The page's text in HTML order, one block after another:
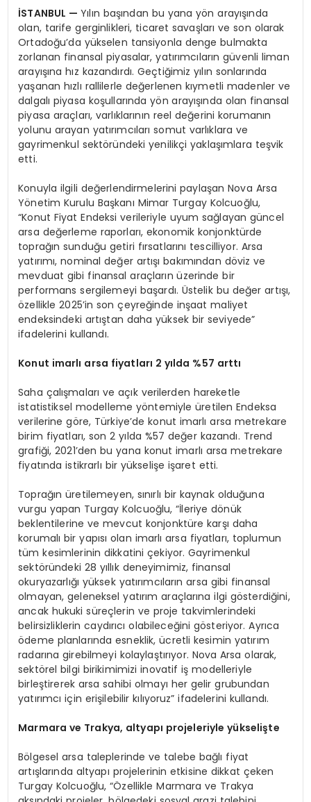
İSTANBUL —Yılın başından bu yana yön arayışında
olan, tarife gerginlikleri, ticaret savaşları ve son olarak
Ortadoğu’da yükselen tansiyonla denge bulmakta
zorlanan finansal piyasalar, yatırımcıların güvenli liman
arayışına hız kazandırdı. Geçtiğimiz yılın sonlarında
yaşanan hızlı rallilerle değerlenen kıymetli madenler ve
dalgalı piyasa koşullarında yön arayışında olan finansal
piyasa araçları, varlıklarının reel değerini korumanın
yolunu arayan yatırımcıları somut varlıklara ve
gayrimenkul sektöründeki yenilikçi yaklaşımlara teşvik
etti.
Konuyla ilgili değerlendirmelerini paylaşan Nova Arsa
Yönetim Kurulu Başkanı Mimar Turgay Kolcuoğlu,
“Konut Fiyat Endeksi verileriyle uyum sağlayan güncel
arsa değerleme raporları, ekonomik konjonktürde
toprağın sunduğu getiri fırsatlarını tescilliyor. Arsa
yatırımı, nominal değer artışı bakımından döviz ve
mevduat gibi finansal araçların üzerinde bir
performans sergilemeyi başardı. Üstelik bu değer artışı,
özellikle 2025’in son çeyreğinde inşaat maliyet
endeksindeki artıştan daha yüksek bir seviyede”
ifadelerini kullandı.
Konut imarlı arsa fiyatları 2 yılda %57 arttı
Saha çalışmaları ve açık verilerden hareketle
istatistiksel modelleme yöntemiyle üretilen Endeksa
verilerine göre, Türkiye’de konut imarlı arsa metrekare
birim fiyatları, son 2 yılda %57 değer kazandı. Trend
grafiği, 2021’den bu yana konut imarlı arsa metrekare
fiyatında istikrarlı bir yükselişe işaret etti.
Toprağın üretilemeyen, sınırlı bir kaynak olduğuna
vurgu yapan Turgay Kolcuoğlu, “İleriye dönük
beklentilerine ve mevcut konjonktüre karşı daha
korumalı bir yapısı olan imarlı arsa fiyatları, toplumun
tüm kesimlerinin dikkatini çekiyor. Gayrimenkul
sektöründeki 28 yıllık deneyimimiz, finansal
okuryazarlığı yüksek yatırımcıların arsa gibi finansal
olmayan, geleneksel yatırım araçlarına ilgi gösterdiğini,
ancak hukuki süreçlerin ve proje takvimlerindeki
belirsizliklerin caydırıcı olabileceğini gösteriyor. Ayrıca
ödeme planlarında esneklik, ücretli kesimin yatırım
radarına girebilmeyi kolaylaştırıyor. Nova Arsa olarak,
sektörel bilgi birikimimizi inovatif iş modelleriyle
birleştirerek arsa sahibi olmayı her gelir grubundan
yatırımcı için erişilebilir kılıyoruz” ifadelerini kullandı.
Marmara ve Trakya, altyapı projeleriyle yükselişte
Bölgesel arsa taleplerinde ve talebe bağlı fiyat
artışlarında altyapı projelerinin etkisine dikkat çeken
Turgay Kolcuoğlu, “Özellikle Marmara ve Trakya